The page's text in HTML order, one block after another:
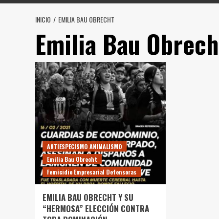
INICIO EMILIA BAU OBRECHT
Emilia Bau
ANTIESPECISMO ANIMALISMO
Emilia Bau Obrecht
Femicidio Empresarial Defensoras
EMILIA BAU OBRECHT Y SU
“HERMOSA” ELECCIÓN CONTRA